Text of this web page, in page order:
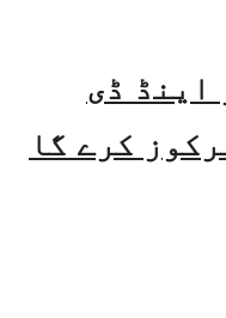
اینڈ ڈی
کرے گا